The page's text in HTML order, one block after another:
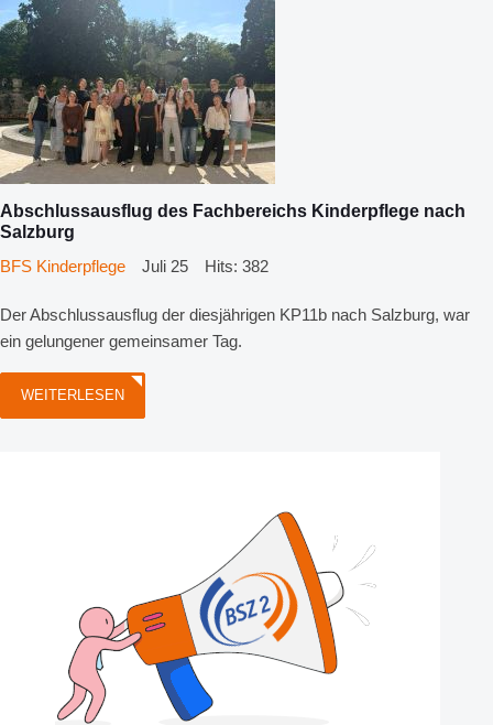
Abschlussausflug des Fachbereichs Kinderpflege nach
Salzburg
BFS Kinderpflege
Juli 25 Hits: 382
Der Abschlussausflug der diesjährigen KP11b nach Salzburg, war
ein gelungener gemeinsamer Tag.
WEITERLESEN